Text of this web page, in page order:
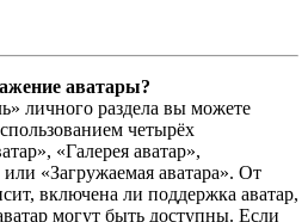
аватары?
личного раздела вы можете
четырёх
«Галерея аватар»,
или «Загружаемая аватара». От
включена ли поддержка аватар,
могут быть доступны. Если